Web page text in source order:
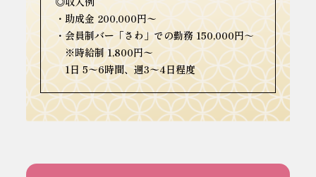
◎収入例
・助成金 200,000円〜
・会員制バー「さわ」での勤務 150,000円～
※時給制 1,800円〜
1日 5〜6時間、週3〜4日程度